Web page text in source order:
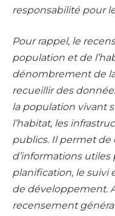
responsabilité pour
Pour rappel, le
population et de
dénombrement de
recueillir des
la population vivant
l’habitat, les
publics. Il permet
d’informations utiles
planification, le suivi
de développement.
recensement